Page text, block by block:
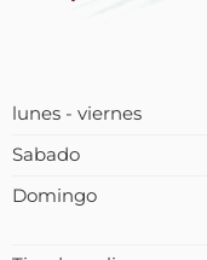
lunes - viernes
Sabado
Domingo